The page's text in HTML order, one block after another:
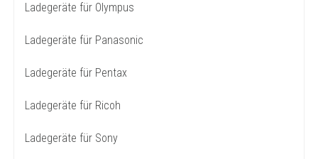
Ladegeräte für Olympus
Ladegeräte für Panasonic
Ladegeräte für Pentax
Ladegeräte für Ricoh
Ladegeräte für Sony